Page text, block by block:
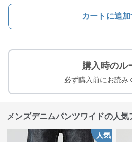
カートに追加
購入時のル
必ず購入前にお読み
メンズデニムパンツワイドの人気
人気